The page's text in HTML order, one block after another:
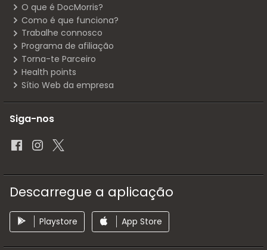
O que é DocMorris?
Como é que funciona?
Trabalhe connosco
Programa de afiliação
Torna-te Parceiro
Health points
Sítio Web da empresa
Siga-nos
Descarregue a aplicação
Playstore App Store